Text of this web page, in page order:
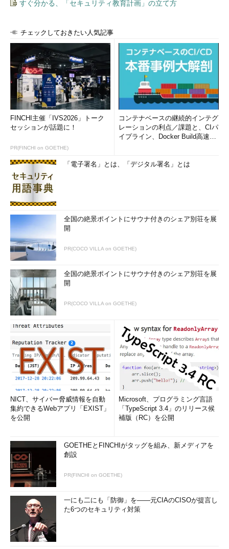
すぐ分かる、「セキュリティ教育計画」の立て方
チェックしておきたい人気記事
FINCHI主催「IVS2026」トーク
セッションが話題に！
PR(FINCHI on GOETHE)
コンテナベースの継続的インテグ
レーションの利点／課題と、CIパ
イプライン、Docker Build高速化
「電子署名」とは、「デジタル署名」とは
全国の絶景ポイントにサウナ付きのシェア別荘を展
開
PR(COCO VILLA on GOETHE)
全国の絶景ポイントにサウナ付きのシェア別荘を展
開
PR(COCO VILLA on GOETHE)
NICT、サイバー脅威情報を自動
集約できるWebアプリ「EXIST」
を公開
Microsoft、プログラミング言語
「TypeScript 3.4」のリリース候
補版（RC）を公開
GOETHEとFINCHIがタッグを組み、新メディアを
創設
PR(FINCHI on GOETHE)
一にも二にも「防御」を――元CIAのCISOが提言し
た6つのセキュリティ対策